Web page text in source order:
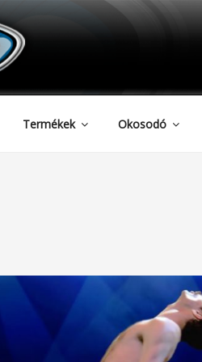
Termékek Okosodó